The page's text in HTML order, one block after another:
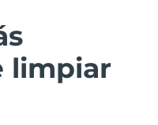
limpiar
prevista
prevista 11/08/2026